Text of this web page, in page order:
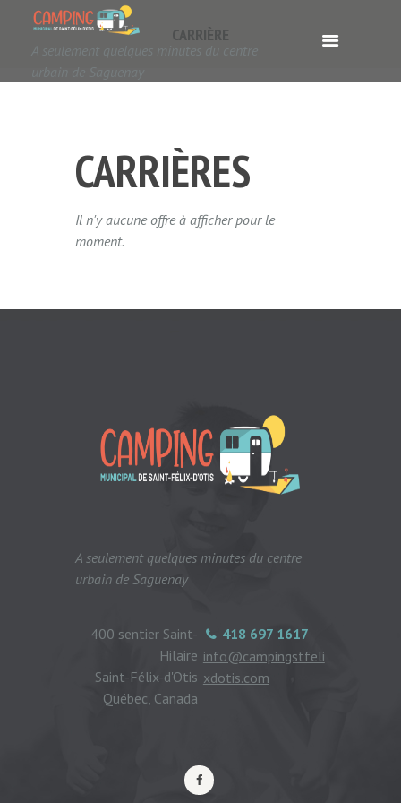
A seulement quelques minutes du centre
urbain de Saguenay
CARRIÈRE
CARRIÈRES
Il n'y aucune offre à afficher pour le
moment.
A seulement quelques minutes du centre
urbain de Saguenay
418 697 1617
info@campingstfeli
xdotis.com
400 sentier Saint-
Hilaire
Saint-Félix-d'Otis
Québec, Canada